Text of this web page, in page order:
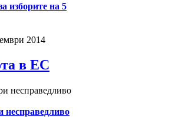
изборите на 5
2014
в ЕС
несправедливо